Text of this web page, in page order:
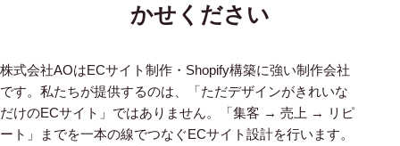
かせください
株式会社AOはECサイト制作・Shopify構築に強い制作会社
です。私たちが提供するのは、「ただデザインがきれいな
だけのECサイト」ではありません。「集客 → 売上 → リピ
ート」までを一本の線でつなぐECサイト設計を行います。